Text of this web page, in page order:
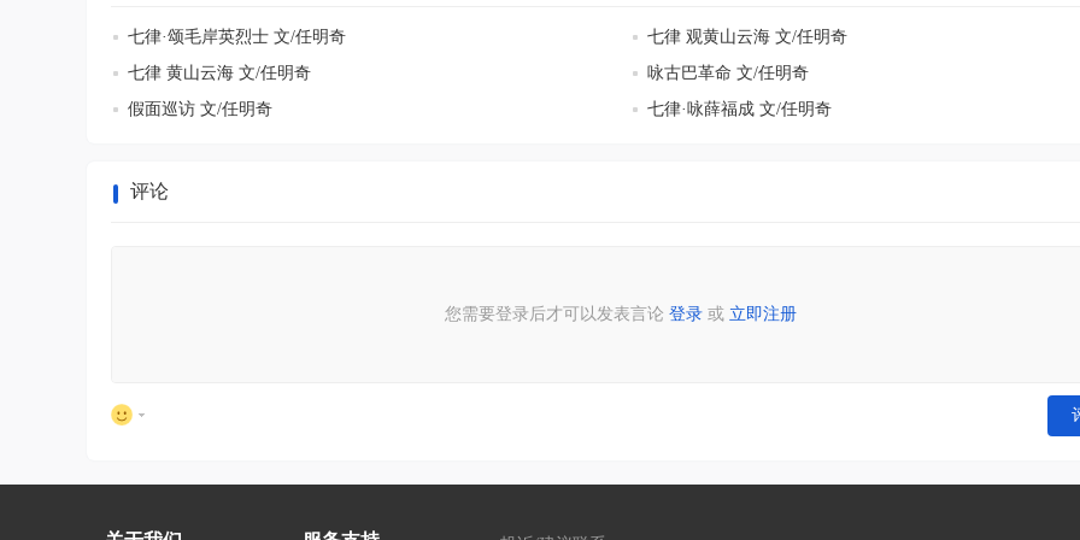
七律·颂毛岸英烈士 文/任明奇
七律 观黄山云海 文/任明奇
七律 黄山云海 文/任明奇
咏古巴革命 文/任明奇
假面巡访 文/任明奇
七律·咏薛福成 文/任明奇
评论
您需要登录后才可以发表言论 登录或 立即注册